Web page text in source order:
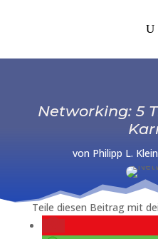
Networking: 5
von Philipp L. Klein
Teile diesen Beitrag mit